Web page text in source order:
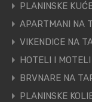
PLANINSKE
APARTMANI NA
VIKENDICE NA
HOTELI I
BRVNARE NA
PLANINSKE